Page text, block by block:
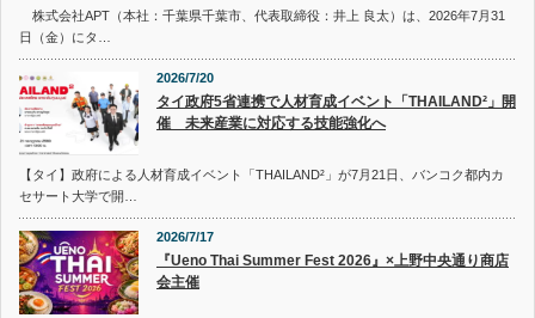
株式会社APT（本社：千葉県千葉市、代表取締役：井上 良太）は、2026年7月31
日（金）にタ…
2026/7/20
タイ政府5省連携で人材育成イベント「THAILAND²」開
催 未来産業に対応する技能強化へ
【タイ】政府による人材育成イベント「THAILAND²」が7月21日、バンコク都内カ
セサート大学で開…
2026/7/17
『Ueno Thai Summer Fest 2026』×上野中央通り商店
会主催